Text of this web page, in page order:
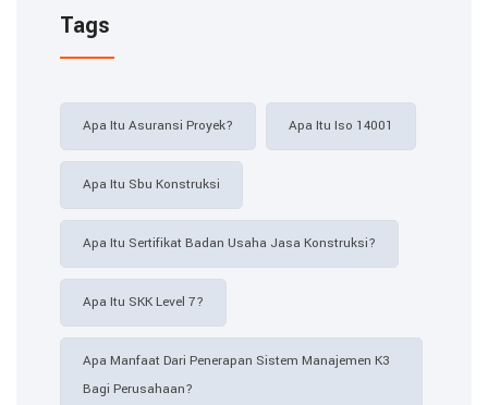
Tags
Apa Itu Asuransi Proyek? Apa Itu Iso 14001
Apa Itu Sbu Konstruksi
Apa Itu Sertifikat Badan Usaha Jasa Konstruksi?
Apa Itu SKK Level 7?
Apa Manfaat Dari Penerapan Sistem Manajemen K3
Bagi Perusahaan?